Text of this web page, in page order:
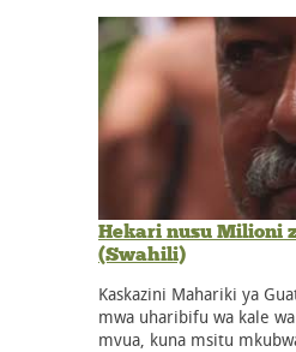
Hekari nusu Milioni
(Swahili)
Kaskazini Mahariki ya
mwa uharibifu wa kale
mvua, kuna msitu